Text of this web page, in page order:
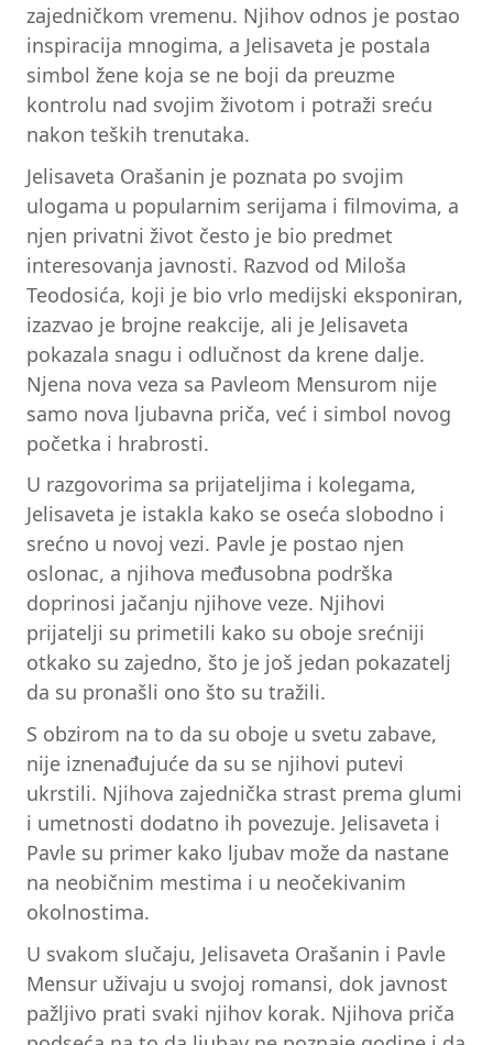
zajedničkom vremenu. Njihov odnos je postao
inspiracija mnogima, a Jelisaveta je postala
simbol žene koja se ne boji da preuzme
kontrolu nad svojim životom i potraži sreću
nakon teških trenutaka.
Jelisaveta Orašanin je poznata po svojim
ulogama u popularnim serijama i filmovima, a
njen privatni život često je bio predmet
interesovanja javnosti. Razvod od Miloša
Teodosića, koji je bio vrlo medijski eksponiran,
izazvao je brojne reakcije, ali je Jelisaveta
pokazala snagu i odlučnost da krene dalje.
Njena nova veza sa Pavleom Mensurom nije
samo nova ljubavna priča, već i simbol novog
početka i hrabrosti.
U razgovorima sa prijateljima i kolegama,
Jelisaveta je istakla kako se oseća slobodno i
srećno u novoj vezi. Pavle je postao njen
oslonac, a njihova međusobna podrška
doprinosi jačanju njihove veze. Njihovi
prijatelji su primetili kako su oboje srećniji
otkako su zajedno, što je još jedan pokazatelj
da su pronašli ono što su tražili.
S obzirom na to da su oboje u svetu zabave,
nije iznenađujuće da su se njihovi putevi
ukrstili. Njihova zajednička strast prema glumi
i umetnosti dodatno ih povezuje. Jelisaveta i
Pavle su primer kako ljubav može da nastane
na neobičnim mestima i u neočekivanim
okolnostima.
U svakom slučaju, Jelisaveta Orašanin i Pavle
Mensur uživaju u svojoj romansi, dok javnost
pažljivo prati svaki njihov korak. Njihova priča